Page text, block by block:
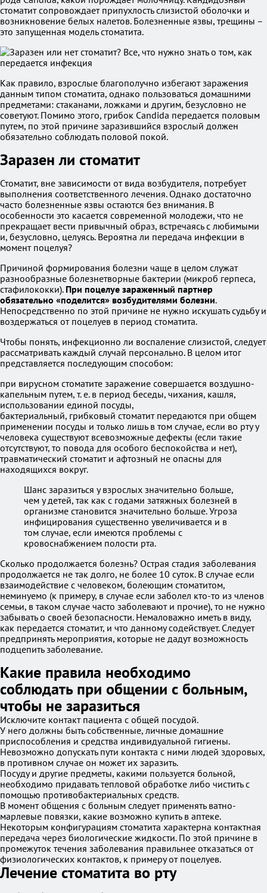
стоматит сопровождает припухлость слизистой оболочки и
возникновение белых налетов. Болезненные язвы, трещины –
это запущенная модель стоматита.
Как правило, взрослые благополучно избегают заражения
данным типом стоматита, однако пользоваться домашними
предметами: стаканами, ложками и другим, безусловно не
советуют. Помимо этого, грибок Candida передается половым
путем, по этой причине заразившийся взрослый должен
обязательно соблюдать половой покой.
Заразен ли стоматит
Стоматит, вне зависимости от вида возбудителя, потребует
выполнения соответственного лечения. Однако достаточно
часто болезненные язвы остаются без внимания. В
особенности это касается современной молодежи, что не
прекращает вести привычный образ, встречаясь с любимыми
и, безусловно, целуясь. Вероятна ли передача инфекции в
момент поцелуя?
Причиной формирования болезни чаще в целом служат
разнообразные болезнетворные бактерии (микроб герпеса,
стафилококки). При поцелуе зараженный партнер
обязательно «поделится» возбудителями болезни.
Непосредственно по этой причине не нужно искушать судьбу и
воздержаться от поцелуев в период стоматита.
Чтобы понять, инфекционно ли воспаление слизистой, следует
рассматривать каждый случай персонально. В целом итог
представляется последующим способом:
при вирусном стоматите заражение совершается воздушно-
капельным путем, т. е. в период беседы, чихания, кашля,
использовании единой посуды,
бактериальный, грибковый стоматит передаются при общем
применении посуды и только лишь в том случае, если во рту у
человека существуют всевозможные дефекты (если такие
отсутствуют, то повода для особого беспокойства и нет),
травматический стоматит и афтозный не опасны для
находящихся вокруг.
Шанс заразиться у взрослых значительно больше,
чем у детей, так как с годами затяжных болезней в
организме становится значительно больше. Угроза
инфицирования существенно увеличивается и в
том случае, если имеются проблемы с
кровоснабжением полости рта.
Сколько продолжается болезнь? Острая стадия заболевания
продолжается не так долго, не более 10 суток. В случае если
взаимодействие с человеком, болеющим стоматитом,
неминуемо (к примеру, в случае если заболел кто-то из членов
семьи, в таком случае часто заболевают и прочие), то не нужно
забывать о своей безопасности. Немаловажно иметь в виду,
как передается стоматит, и что данному содействует. Следует
предпринять мероприятия, которые не дадут возможность
подцепить заболевание.
Какие правила необходимо
соблюдать при общении с больным,
чтобы не заразиться
Исключите контакт пациента с общей посудой.
У него должны быть собственные, личные домашние
приспособления и средства индивидуальной гигиены.
Невозможно допускать пути контакта с ними людей здоровых,
в противном случае он может их заразить.
Посуду и другие предметы, какими пользуется больной,
необходимо придавать тепловой обработке либо чистить с
помощью противобактериальных средств.
В момент общения с больным следует применять ватно-
марлевые повязки, какие возможно купить в аптеке.
Некоторым конфигурациям стоматита характерна контактная
передача через биологические жидкости. По этой причине в
промежуток течения заболевания правильнее отказаться от
физиологических контактов, к примеру от поцелуев.
Лечение стоматита во рту